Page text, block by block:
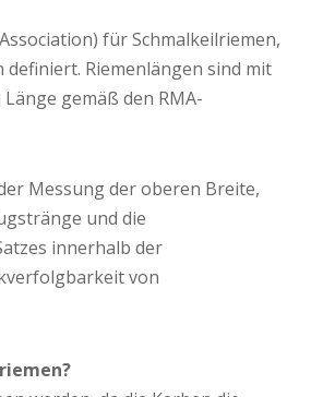
für Schmalkeilriemen,
Riemenlängen sind mit
gemäß den RMA-
Messung der oberen Breite,
und die
innerhalb der
von